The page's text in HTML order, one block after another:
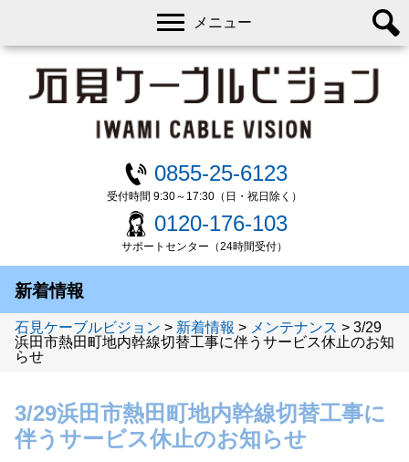
0855-25-6123
受付時間 9:30～17:30（日・祝日除く）
0120-176-103
サポートセンター（24時間受付）
メニュー
新着情報
石見ケーブルビジョン > 新着情報 > メンテナンス > 3/29
浜田市熱田町地内幹線切替工事に伴うサービス休止のお知
らせ
3/29浜田市熱田町地内幹線切替工事に
伴うサービス休止のお知らせ